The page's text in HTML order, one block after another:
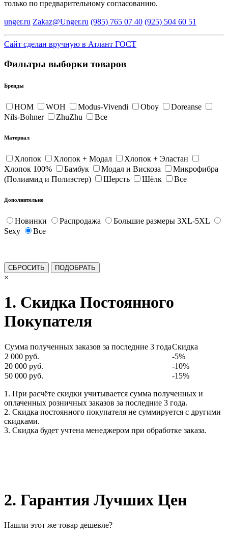
только по предварительному согласованию.
unger.ru Zakaz@Unger.ru (985) 765 07 40 (925) 504 60 51
Сайт сделан вручную в Атлант ГОСТ
Фильтры выборки товаров
Бренды
HOM WOH Modus-Vivendi Oboy
Doreanse
Nils-Bohner
ZhuZhu Все
Материал
Хлопок Хлопок + Модал
Хлопок + Эластан
Хлопок 100%
Бамбук Модал и Вискоза
Микрофибра
(Полиамид и Полиэстер)
Шерсть Шёлк Все
Дополнительно
Новинки Распродажа
Большие размеры 3XL-5XL
Sexy
Все
×
1. Скидка Постоянного
Покупателя
Сумма полученных заказов за последние 3 годаСкидка
2 000 руб.
-5%
20 000 руб.
-10%
50 000 руб.
-15%
1. При расчёте скидки учитывается сумма полученных и
оплаченных розничных заказов за последние 3 года.
2. Скидка постоянного покупателя не суммируется с другими
скидками.
3. Скидка будет учтена менеджером при обработке заказа.
2. Гарантия Лучших Цен
Нашли этот же товар дешевле?